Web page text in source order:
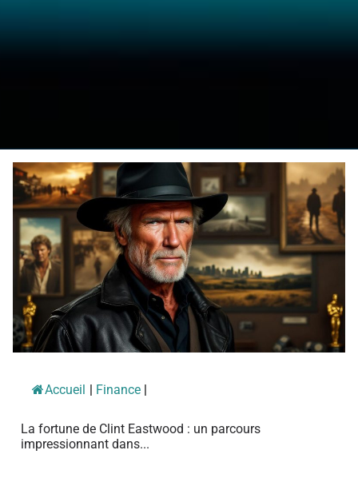
Accueil Finance
La fortune de Clint Eastwood : un parcours
impressionnant dans...